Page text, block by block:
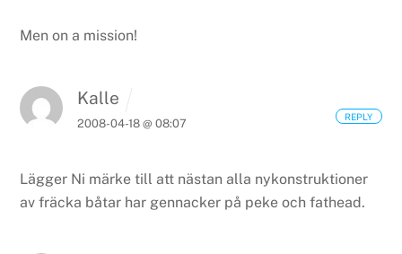
Men on a mission!
Kalle
2008-04-18 @ 08:07
Lägger Ni märke till att nästan alla nykonstruktioner
av fräcka båtar har gennacker på peke och fathead.
REPLY